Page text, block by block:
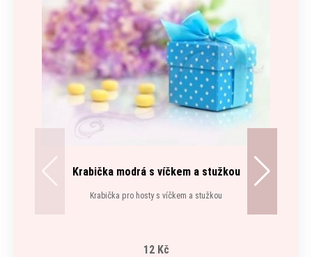
Krabička modrá s víčkem a stužkou
Krabička pro hosty s víčkem a stužkou
12 Kč